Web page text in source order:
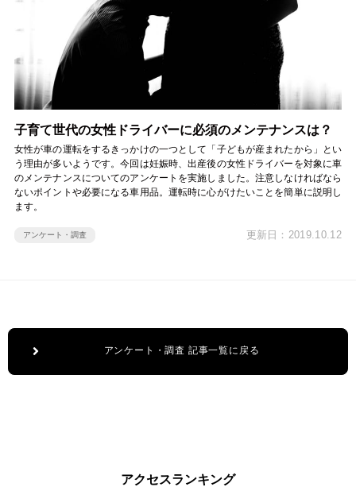
子育て世代の女性ドライバーに必須のメンテナンスは？
女性が車の運転をするきっかけの一つとして「子どもが産まれたから」とい
う理由が多いようです。今回は妊娠時、出産後の女性ドライバーを対象に車
のメンテナンスについてのアンケートを実施しました。注意しなければなら
ないポイントや必要になる車用品。運転時に心がけたいことを簡単に説明し
ます。
アンケート・調査 更新日：2019.10.12
アンケート・調査 記事一覧に戻る
アクセスランキング